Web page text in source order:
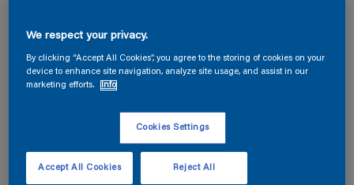
F2.38.67
Kleur wijzigen
Aantal Verfcalculator
We respect your privacy.
By clicking “Accept All Cookies”, you agree to the storing of cookies on your
device to enhance site navigation, analyze site usage, and assist in our
marketing efforts.
Info
Cookies Settings
Reject All
Accept All Cookies